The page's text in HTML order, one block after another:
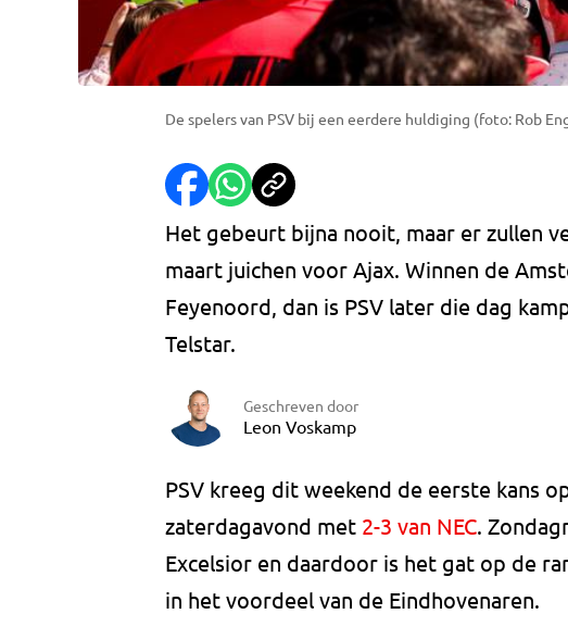
De spelers van PSV bij een eerdere huldiging (foto: Rob
Het gebeurt bijna nooit, maar er zullen
maart juichen voor Ajax. Winnen de
Feyenoord, dan is PSV later die dag
Telstar.
Geschreven door
Leon Voskamp
PSV kreeg dit weekend de eerste kans
zaterdagavond met 2-3 van NEC.
Excelsior en daardoor is het gat op de
in het voordeel van de Eindhovenaren.